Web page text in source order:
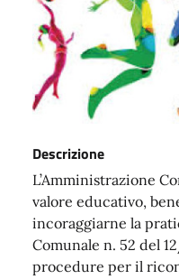
Descrizione
L’Amministrazione
valore educativo,
incoraggiarne la
Comunale n. 52 del
procedure per il